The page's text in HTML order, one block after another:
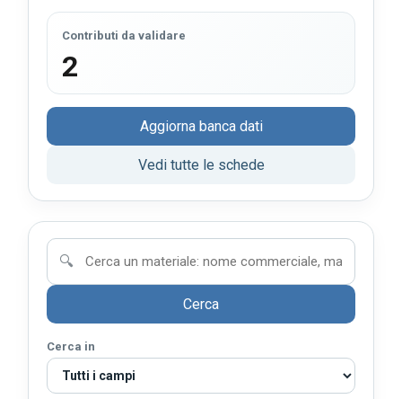
Contributi da validare
2
Aggiorna banca dati
Vedi tutte le schede
🔍
Cerca
Cerca in